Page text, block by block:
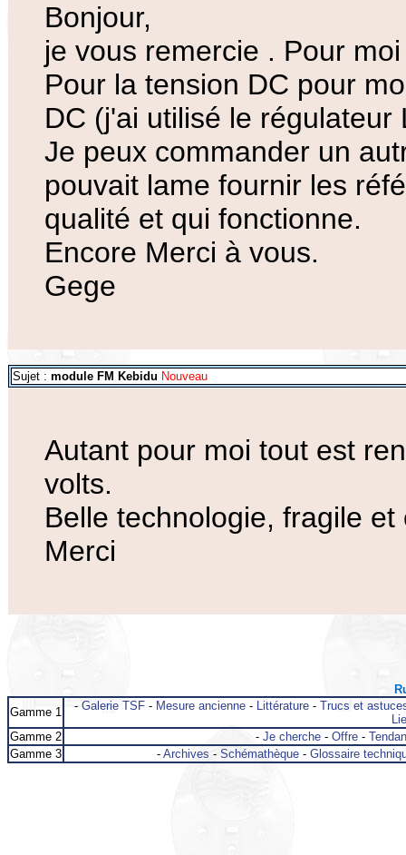
Bonjour,
je vous remercie . Pour
Pour la tension DC pour
DC (j'ai utilisé le régulateur
Je peux commander un
pouvait lame fournir les
qualité et qui fonctionne.
Encore Merci à vous.
Gege
Sujet : module FM Kebidu Nouveau
Autant pour moi tout est
volts.
Belle technologie, fragile
Merci
Gamme 1
- Galerie TSF- Mesure ancienne- Littérature- Trucs et
Gamme 2
- Je cherche- Offre-
Gamme 3
- Archives - Schémathèque- Glossaire